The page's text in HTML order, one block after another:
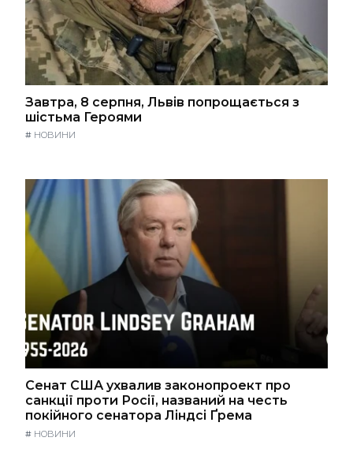
Завтра, 8 серпня, Львів попрощається з
шістьма Героями
# НОВИНИ
Сенат США ухвалив законопроект про
санкції проти Росії, названий на честь
покійного сенатора Ліндсі Ґрема
# НОВИНИ